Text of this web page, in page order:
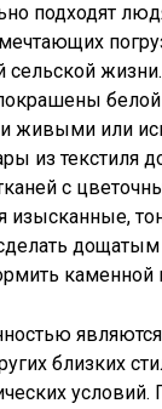
подходят
сельской
белой
живыми или
из текстиля
с
изысканные,
дощатым
каменной
близких
условий.